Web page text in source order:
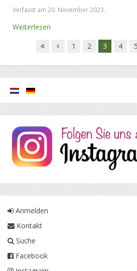
Verfasst am 20. November 2023.
Weiterlesen
1
2 3 4 5
Anmelden
Kontakt
Suche
Facebook